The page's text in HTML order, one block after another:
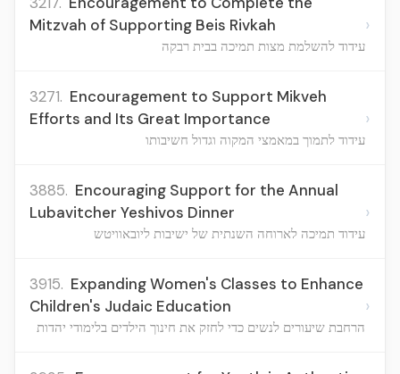
Mitzvah of Supporting Beis Rivkah
עידוד להשלמת מצות תמיכה בבית רבקה
›
3271. Encouragement to Support Mikveh
Efforts and Its Great Importance
עידוד לתמוך במאמצי המקוה וגדול חשיבותו
›
3885. Encouraging Support for the Annual
Lubavitcher Yeshivos Dinner
עידוד תמיכה לארוחה השנתית של ישיבות ליובאוויטש
›
3915. Expanding Women's Classes to Enhance
Children's Judaic Education
הרחבת שיעורים לנשים כדי לחזק את חינוך הילדים בלימודי יהדות
›